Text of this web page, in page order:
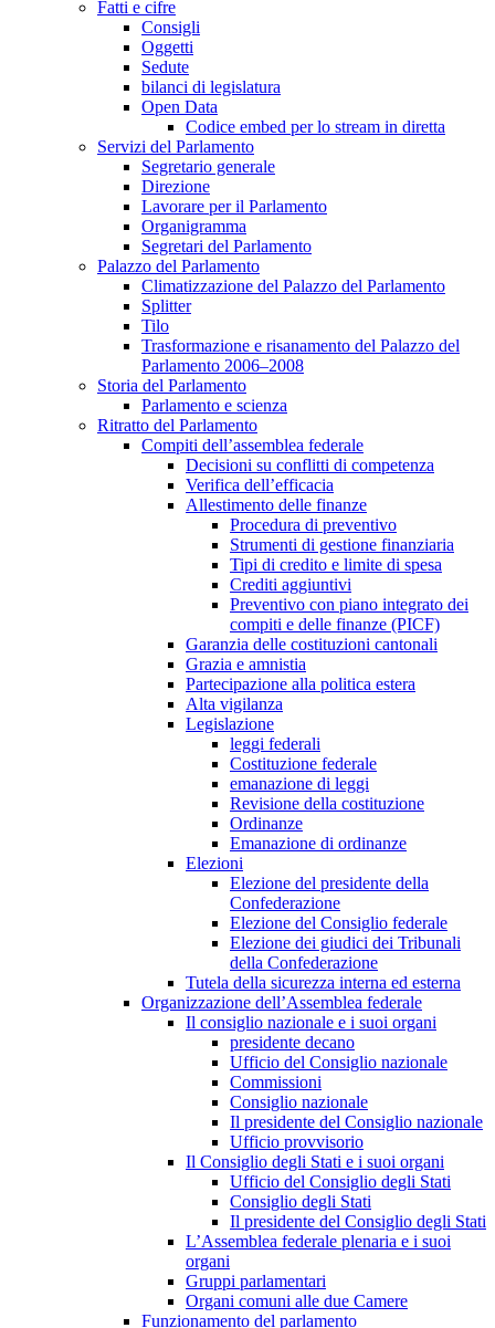
Fatti e cifre
Consigli
Oggetti
Sedute
bilanci di legislatura
Open Data
Codice embed per lo stream in diretta
Servizi del Parlamento
Segretario generale
Direzione
Lavorare per il Parlamento
Organigramma
Segretari del Parlamento
Palazzo del Parlamento
Climatizzazione del Palazzo del Parlamento
Splitter
Tilo
Trasformazione e risanamento del Palazzo del
Parlamento 2006–2008
Storia del Parlamento
Parlamento e scienza
Ritratto del Parlamento
Compiti dell’assemblea federale
Decisioni su conflitti di competenza
Verifica dell’efficacia
Allestimento delle finanze
Procedura di preventivo
Strumenti di gestione finanziaria
Tipi di credito e limite di spesa
Crediti aggiuntivi
Preventivo con piano integrato dei
compiti e delle finanze (PICF)
Garanzia delle costituzioni cantonali
Grazia e amnistia
Partecipazione alla politica estera
Alta vigilanza
Legislazione
leggi federali
Costituzione federale
emanazione di leggi
Revisione della costituzione
Ordinanze
Emanazione di ordinanze
Elezioni
Elezione del presidente della
Confederazione
Elezione del Consiglio federale
Elezione dei giudici dei Tribunali
della Confederazione
Tutela della sicurezza interna ed esterna
Organizzazione dell’Assemblea federale
Il consiglio nazionale e i suoi organi
presidente decano
Ufficio del Consiglio nazionale
Commissioni
Consiglio nazionale
Il presidente del Consiglio nazionale
Ufficio provvisorio
Il Consiglio degli Stati e i suoi organi
Ufficio del Consiglio degli Stati
Consiglio degli Stati
Il presidente del Consiglio degli Stati
L’Assemblea federale plenaria e i suoi
organi
Gruppi parlamentari
Organi comuni alle due Camere
Funzionamento del parlamento